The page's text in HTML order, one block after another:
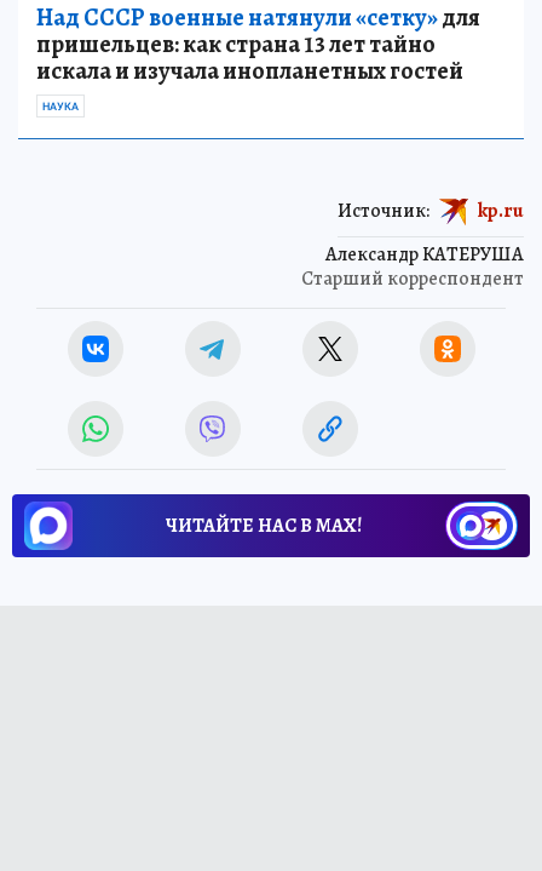
Над СССР военные натянули «сетку»для
пришельцев: как страна 13 лет тайно
искала и изучала инопланетных гостей
НАУКА
Александр КАТЕРУША
Старший корреспондент
Источник: kp.ru
ЧИТАЙТЕ НАС В МАХ!